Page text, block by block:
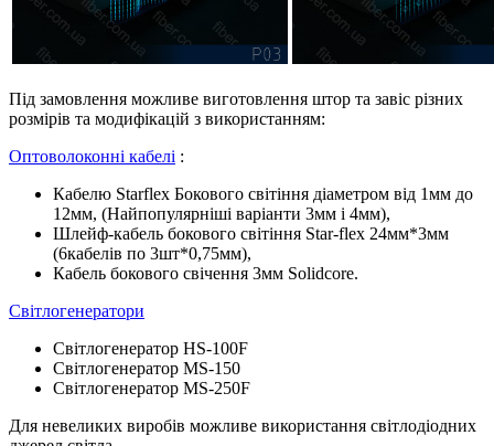
Під замовлення можливе виготовлення штор та завіс різних
розмірів та модифікацій з використанням:
Оптоволоконні кабелі :
Кабелю Starflex Бокового світіння діаметром від 1мм до
12мм, (Найпопулярніші варіанти 3мм і 4мм),
Шлейф-кабель бокового світіння Star-flex 24мм*3мм
(6кабелів по 3шт*0,75мм),
Кабель бокового свічення 3мм Solidcore.
Світлогенератори
Світлогенератор HS-100F
Світлогенератор MS-150
Світлогенератор MS-250F
Для невеликих виробів можливе використання світлодіодних